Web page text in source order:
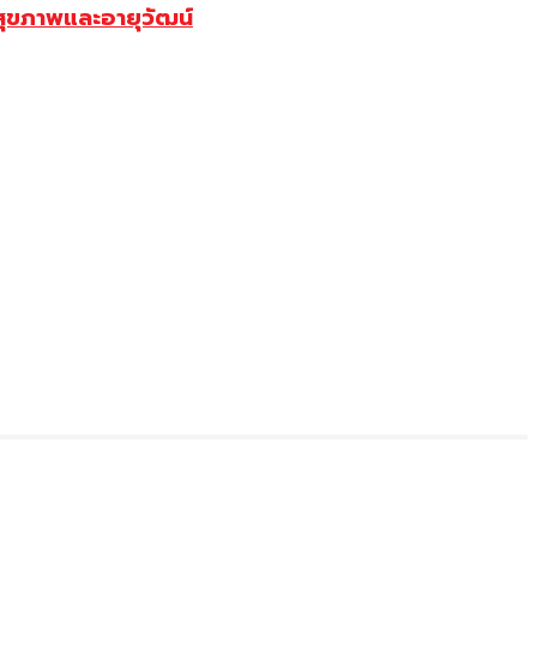
ขภาพและอายุวัฒน์